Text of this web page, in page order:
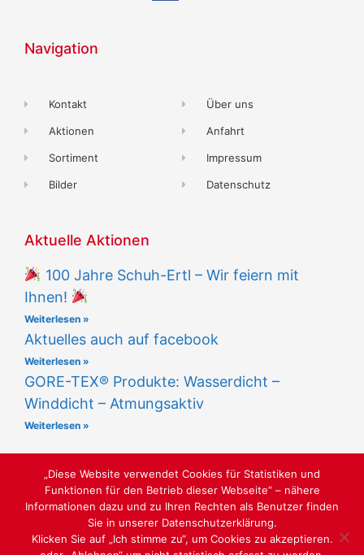
Navigation
Kontakt
Aktionen
Sortiment
Bilder
Über uns
Anfahrt
Impressum
Datenschutz
Aktuelle Aktionen
100 Jahre Schuh-Ertl – Wir feiern mit
Ihnen!
Weiterlesen »
Aktuelles auch auf facebook
Weiterlesen »
GORE-TEX® Produkte: Wasserdicht –
Winddicht – Atmungsaktiv
Weiterlesen »
LUST AUF SCHÖNE SCHUHE
„Diese Website verwendet Cookies für Statistiken und
Funktionen für den Betrieb dieser Webseite“ – nähere
Informationen dazu und zu Ihren Rechten als Benutzer finden
Sie in unserer Datenschutzerklärung.
Klicken Sie auf „Ich stimme zu“, um Cookies zu akzeptieren.